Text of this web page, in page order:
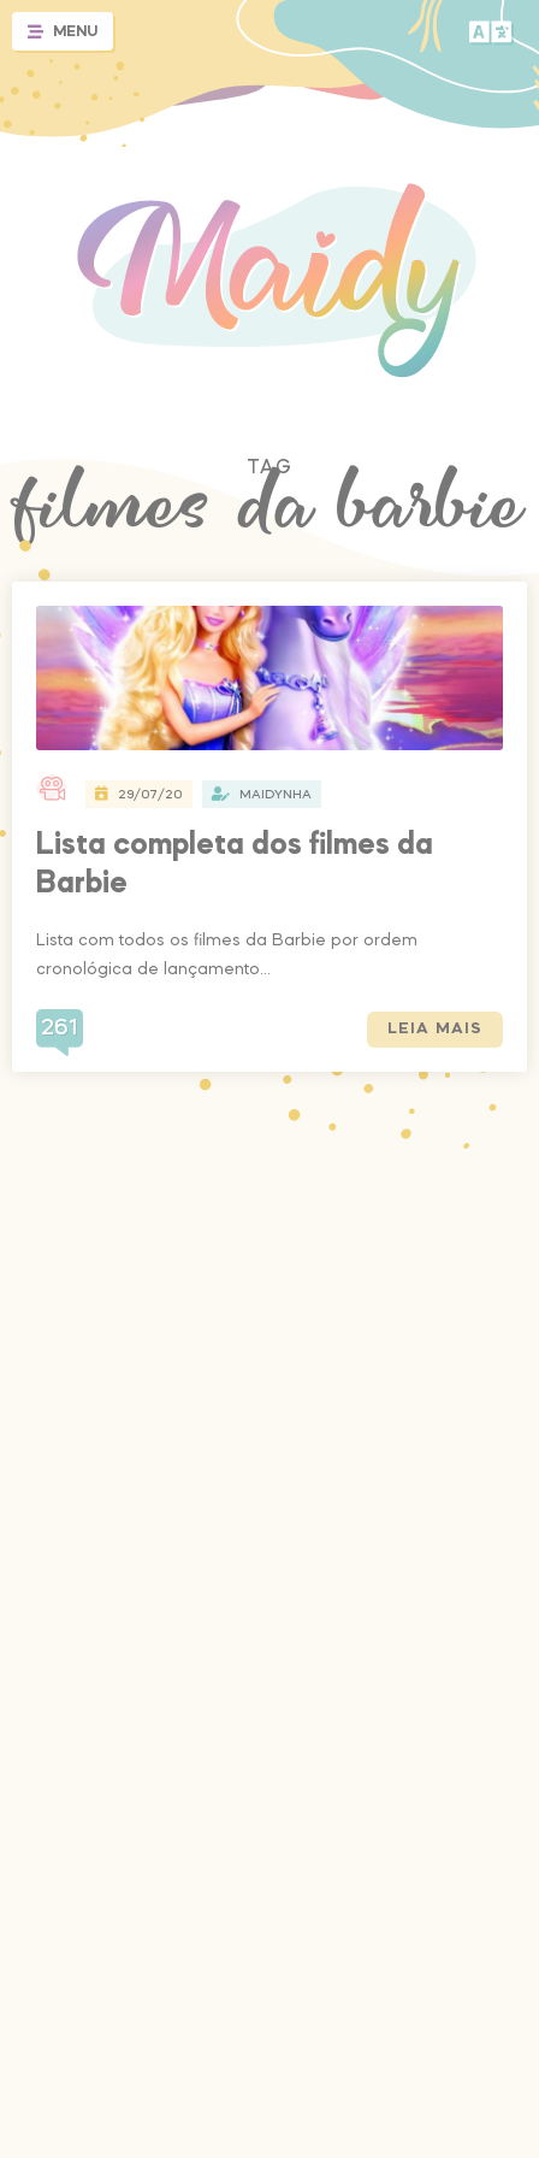
MENU
TAG
filmes da barbie
29/07/20 MAIDYNHA
Lista completa dos filmes da
Barbie
Lista com todos os filmes da Barbie por ordem
cronológica de lançamento...
261 LEIA MAIS